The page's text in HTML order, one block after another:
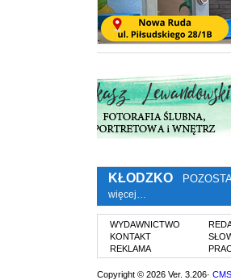
KŁODZKO
więcej…
WYDAWNICTWO
KONTAKT
REKLAMA
Copyright © 2026 Ver. 3.206·